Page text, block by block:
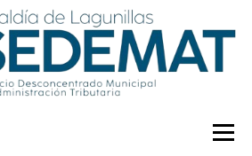
Menú